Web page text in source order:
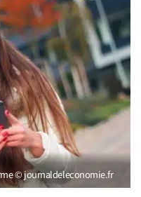
© journaldeleconomie.fr